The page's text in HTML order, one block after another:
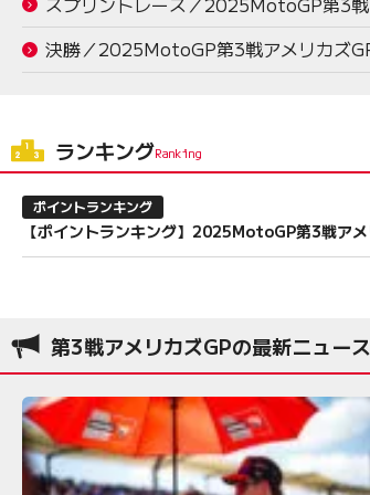
決勝／2025MotoGP第3戦アメリカズ
ランキング
ポイントランキング
【ポイントランキング】2025MotoGP第3戦ア
第3戦アメリカズGPの最新ニュース